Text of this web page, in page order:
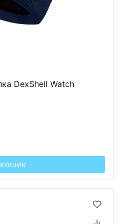
DexShell Watch